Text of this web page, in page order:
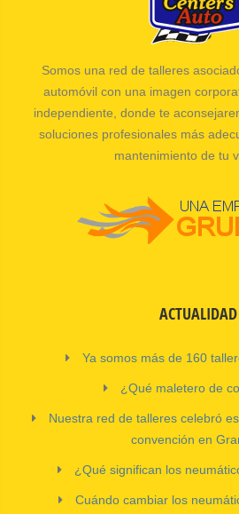
Somos una red de talleres
automóvil con una imagen
independiente, donde te
soluciones profesionales más
mantenimiento de tu
ACTUALIDAD
Ya somos más de 160
¿Qué maletero de
Nuestra red de talleres celebró
convención en
¿Qué significan los
Cuándo cambiar los